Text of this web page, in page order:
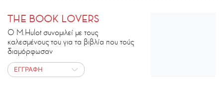
THE BOOK LOVERS
Ο M.Ηulot συνομιλεί με τους
καλεσμένους του για τα βιβλία που τούς
διαμόρφωσαν
ΕΓΓΡΑΦΗ